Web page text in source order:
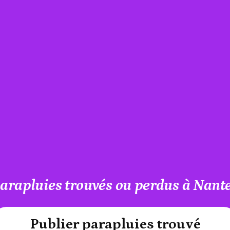
trouvés ou perdus à
Publier parapluies trouvé
#A12AEB